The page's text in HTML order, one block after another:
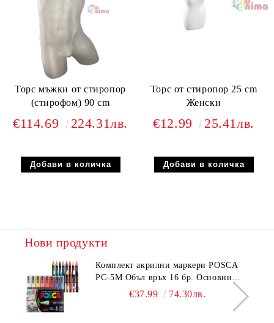
Торс мъжки от стиропор
(стирофом) 90 cm
€114.69 224.31лв.
Торс от стиропор 25 cm
Женски
€12.99 25.41лв.
Нови продукти
Комплeкт акрилни маркери POSCA
PC-5M Объл връх 16 бр. Основни
€37.99 74.30лв.